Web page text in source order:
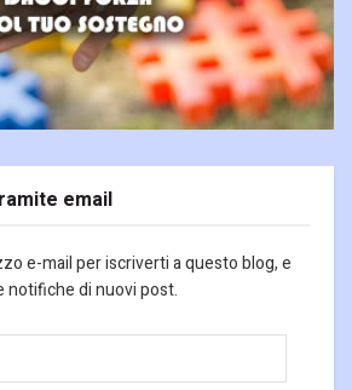
email
e-mail per iscriverti a questo blog, e
notifiche di nuovi post.